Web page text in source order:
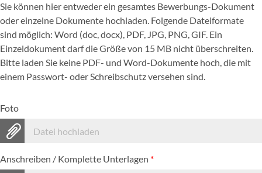
Sie können hier entweder ein gesamtes Bewerbungs-Dokument
oder einzelne Dokumente hochladen. Folgende Dateiformate
sind möglich: Word (doc, docx), PDF, JPG, PNG, GIF. Ein
Einzeldokument darf die Größe von 15 MB nicht überschreiten.
Bitte laden Sie keine PDF- und Word-Dokumente hoch, die mit
einem Passwort- oder Schreibschutz versehen sind.
Foto
Datei hochladen
Anschreiben / Komplette Unterlagen *